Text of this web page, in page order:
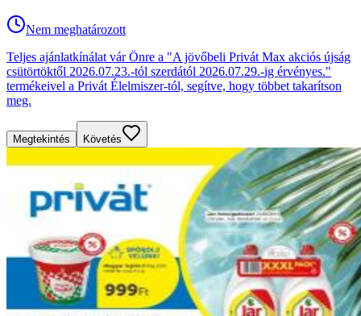
Nem meghatározott
Teljes ajánlatkínálat vár Önre a "A jövőbeli Privát Max akciós újság
csütörtöktől 2026.07.23.-tól szerdától 2026.07.29.-ig érvényes."
termékeivel a Privát Élelmiszer-tól, segítve, hogy többet takarítson
meg.
Megtekintés Követés